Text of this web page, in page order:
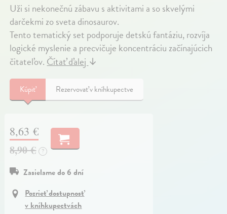
Uži si nekonečnú zábavu s aktivitami a so skvelými
darčekmi zo sveta dinosaurov.
Tento tematický set podporuje detskú fantáziu, rozvíja
logické myslenie a precvičuje koncentráciu začínajúcich
čitateľov. Čítať ďalej ↓
Kúpiť Rezervovať v kníhkupectve
8,63 €
8,90 € ?
Zasielame do 6 dní
Pozrieť dostupnosť
v kníhkupectvách